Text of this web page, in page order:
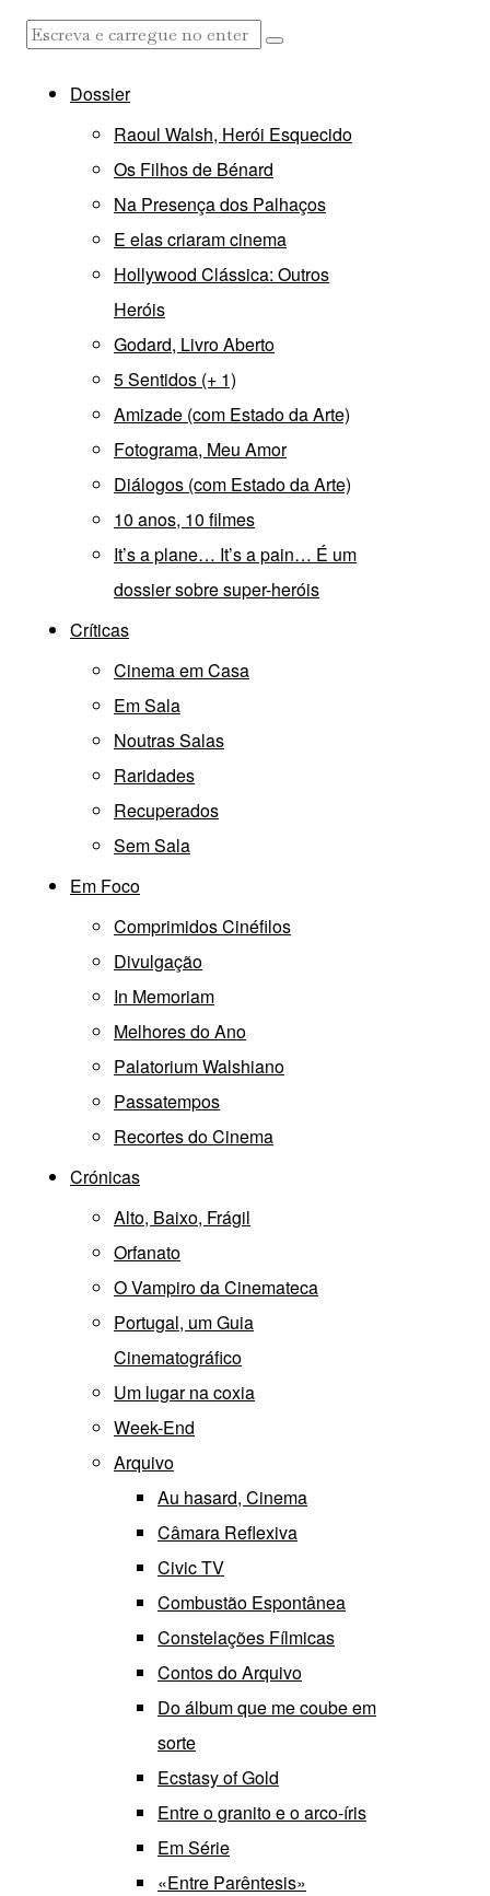
Dossier
Raoul Walsh, Herói Esquecido
Os Filhos de Bénard
Na Presença dos Palhaços
E elas criaram cinema
Hollywood Clássica: Outros
Heróis
Godard, Livro Aberto
5 Sentidos (+ 1)
Amizade (com Estado da Arte)
Fotograma, Meu Amor
Diálogos (com Estado da Arte)
10 anos, 10 filmes
It’s a plane… It’s a pain… É um
dossier sobre super-heróis
Críticas
Cinema em Casa
Em Sala
Noutras Salas
Raridades
Recuperados
Sem Sala
Em Foco
Comprimidos Cinéfilos
Divulgação
In Memoriam
Melhores do Ano
Palatorium Walshiano
Passatempos
Recortes do Cinema
Crónicas
Alto, Baixo, Frágil
Orfanato
O Vampiro da Cinemateca
Portugal, um Guia
Cinematográfico
Um lugar na coxia
Week-End
Arquivo
Au hasard, Cinema
Câmara Reflexiva
Civic TV
Combustão Espontânea
Constelações Fílmicas
Contos do Arquivo
Do álbum que me coube em
sorte
Ecstasy of Gold
Entre o granito e o arco-íris
Em Série
«Entre Parêntesis»